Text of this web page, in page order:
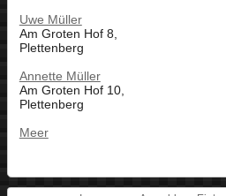
Uwe Müller
Am Groten Hof 8,
Plettenberg
Annette Müller
Am Groten Hof 10,
Plettenberg
Meer